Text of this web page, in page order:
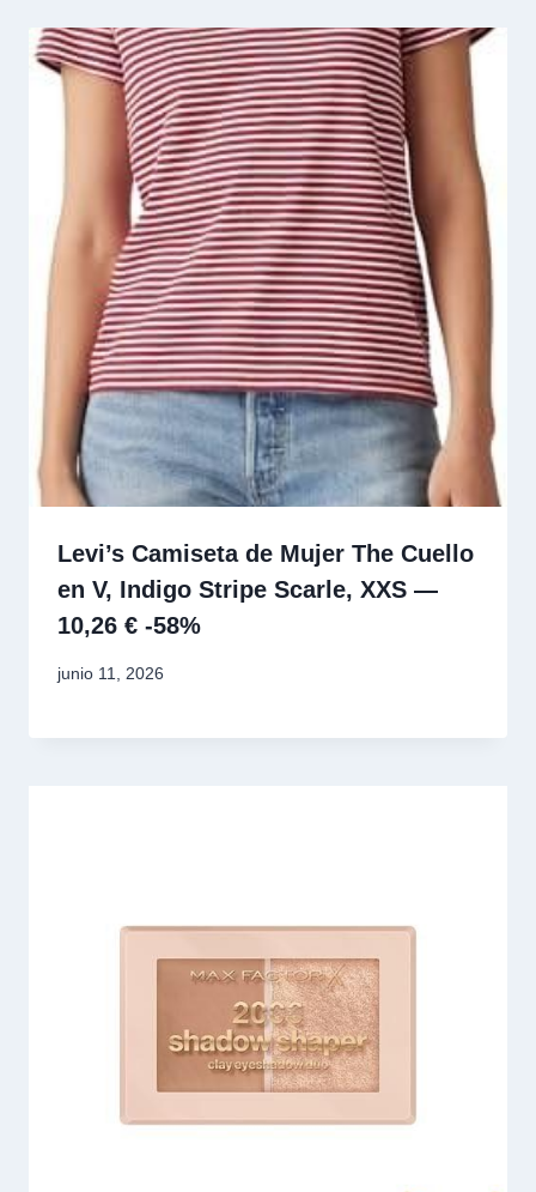
Levi’s Camiseta de Mujer The Cuello
en V, Indigo Stripe Scarle, XXS —
10,26 € -58%
junio 11, 2026